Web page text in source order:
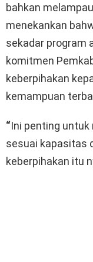
bahkan
menekankan
sekadar program
komitmen
keberpihakan
kemampuan
“Ini penting
sesuai kapasitas
keberpihakan itu